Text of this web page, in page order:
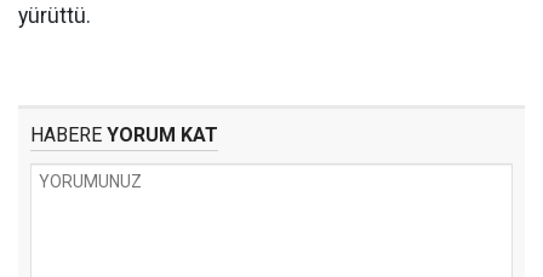
yürüttü.
HABERE YORUM KAT